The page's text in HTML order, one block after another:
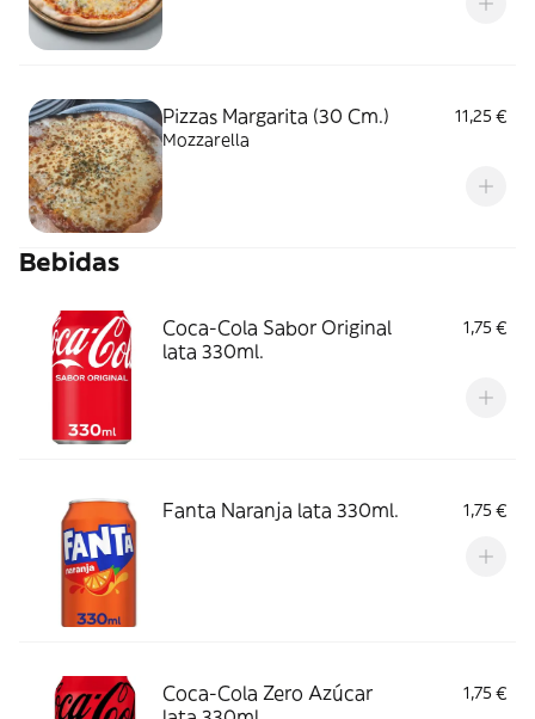
Pizzas Margarita (30 Cm.)
11,25 €
Mozzarella
Bebidas
Coca-Cola Sabor Original
lata 330ml.
1,75 €
Fanta Naranja lata 330ml. 1,75 €
Coca-Cola Zero Azúcar
1,75 €